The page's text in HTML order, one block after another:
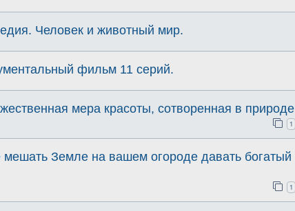
Человек и животный мир.
фильм 11 серий.
мера красоты, сотворенная в природе
1
Земле на вашем огороде давать богатый
1